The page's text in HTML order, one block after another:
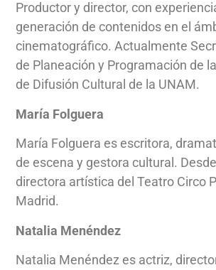
Productor y director, con
generación de contenidos en el
cinematográfico. Actualmente
de Planeación y Programación de
de Difusión Cultural de la UNAM.
María Folguera
María Folguera es escritora,
de escena y gestora cultural.
directora artística del Teatro Circo
Madrid.
Natalia Menéndez
Natalia Menéndez es actriz,